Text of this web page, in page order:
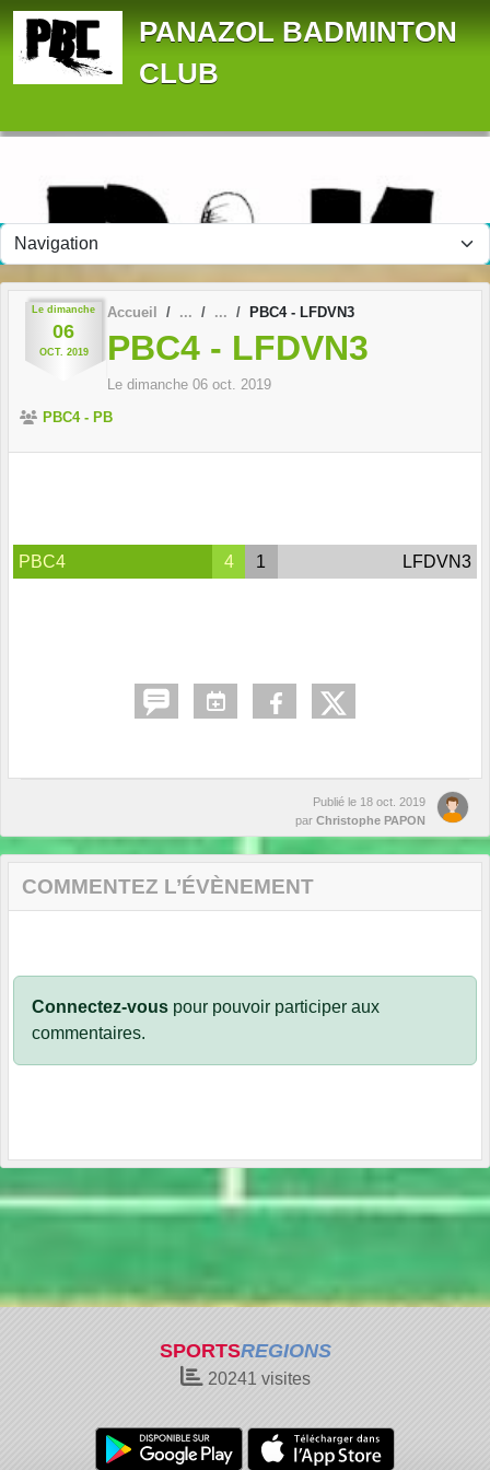
PANAZOL BADMINTON
CLUB
Le dimanche
06
OCT. 2019
Accueil PBC4 - LFDVN3
PBC4 - LFDVN3
Le dimanche 06 oct. 2019
PBC4 - PB
PBC4 4 1 LFDVN3
Publié le 18 oct. 2019
par Christophe PAPON
COMMENTEZ L’ÉVÈNEMENT
Connectez-vous pour pouvoir participer aux
commentaires.
SPORTSREGIONS
20241 visites
Panneau de gestion des cookies